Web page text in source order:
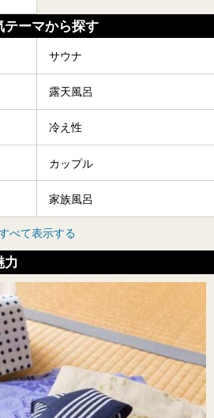
テーマから探す
サウナ
露天風呂
冷え性
カップル
家族風呂
べて表示する
力